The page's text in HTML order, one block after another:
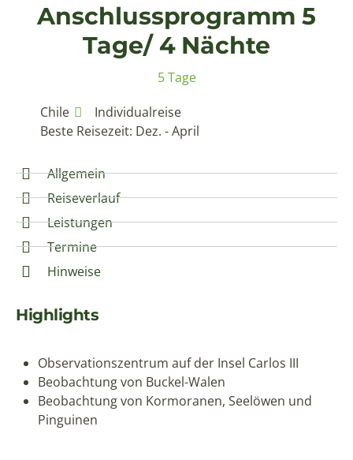
Anschlussprogramm 5
Tage/ 4 Nächte
5 Tage
Chile
Individualreise
Beste Reisezeit: Dez. - April
Allgemein
Reiseverlauf
Leistungen
Termine
Hinweise
Highlights
Observationszentrum auf der Insel Carlos III
Beobachtung von Buckel-Walen
Beobachtung von Kormoranen, Seelöwen und
Pinguinen